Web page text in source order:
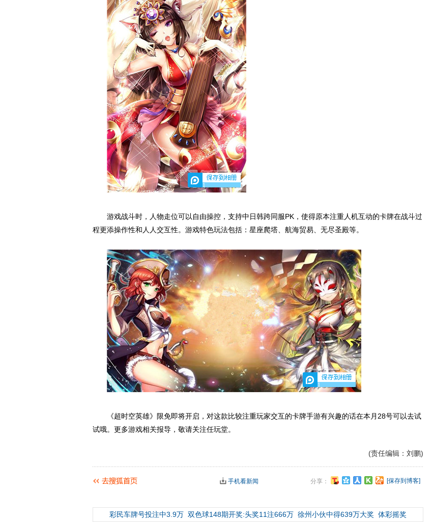
1
游戏战斗时，人物走位可以自由操控，支持中日韩跨同服PK，使得原本注重人机互动的卡牌在战斗过
程更添操作性和人人交互性。游戏特色玩法包括：星座爬塔、航海贸易、无尽圣殿等。
1
《超时空英雄》限免即将开启，对这款比较注重玩家交互的卡牌手游有兴趣的话在本月28号可以去试
试哦。更多游戏相关报导，敬请关注任玩堂。
(责任编辑：刘鹏)
分享： [保存到博客]
手机看新闻
彩民车牌号投注中3.9万 双色球148期开奖:头奖11注666万 徐州小伙中得639万大奖 体彩摇奖